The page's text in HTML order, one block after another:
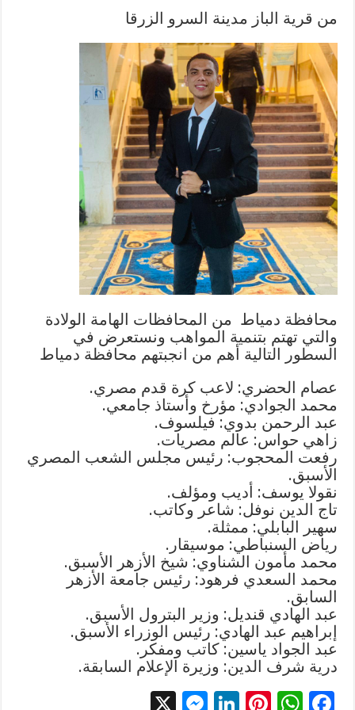
من قرية الباز مدينة السرو الزرقا
محافظة دمياط من المحافظات الهامة الولادة
والتي تهتم بتنمية المواهب ونستعرض في
السطور التالية أهم من انجبتهم محافظة دمياط
عصام الحضري: لاعب كرة قدم مصري.
محمد الجوادي: مؤرخ وأستاذ جامعي.
عبد الرحمن بدوي: فيلسوف.
زاهي حواس: عالم مصريات.
رفعت المحجوب: رئيس مجلس الشعب المصري
الأسبق.
نقولا يوسف: أديب ومؤلف.
تاج الدين نوفل: شاعر وكاتب.
سهير البابلي: ممثلة.
رياض السنباطي: موسيقار.
محمد مأمون الشناوي: شيخ الأزهر الأسبق.
محمد السعدي فرهود: رئيس جامعة الأزهر
السابق.
عبد الهادي قنديل: وزير البترول الأسبق.
إبراهيم عبد الهادي: رئيس الوزراء الأسبق.
عبد الجواد ياسين: كاتب ومفكر.
درية شرف الدين: وزيرة الإعلام السابقة.